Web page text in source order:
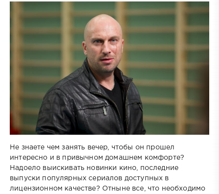
Не знаете чем занять вечер, чтобы он прошел
интересно и в привычном домашнем комфорте?
Надоело выискивать новинки кино, последние
выпуски популярных сериалов доступных в
лицензионном качестве? Отныне все, что необходимо